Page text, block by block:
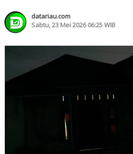
datariau.com
Sabtu, 23 Mei 2026 06:25 WIB